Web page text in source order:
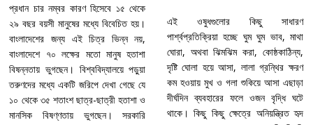
প্রধান চার নম্বর কারণ হিসেবে ১৫ থেকে
২৯ বছর বয়সী মানুষের মধ্যে বিবেচিত হয়।
বাংলাদেশের জন্য এই চিত্র ভিন্ন নয়,
বাংলাদেশে ৭০ লক্ষের মতো মানুষ হতাশা
বিষন্নতায় ভুগছেন। বিশ্ববিদ্যালয়ে পড়ুয়া
তরুণদের মধ্যে একটি জরিপে দেখা গেছে যে
১০ থেকে ৩৫ শতাংশ ছাত্র-ছাত্রী হতাশা ও
মানসিক বিষণ্ণতায় ভুগছেন। সরকারি
এই ওষুধগুলোর কিছু সাধারণ
পার্শ্বপ্রতিক্রিয়া হচ্ছে ঘুম ঘুম ভাব, মাথা
ঘোরা, অথবা ঝিমঝিম করা, কোষ্ঠকাঠিন্য,
দৃষ্টি ঘোলা হয়ে আসা, লালা গ্রন্থির ক্ষরণ
কম হওয়ায় মুখ ও গলা শুকিয়ে আসা এছাড়া
দীর্ঘদিন ব্যবহারের ফলে ওজন বৃদ্ধি ঘটে
থাকে। কিছু কিছু ক্ষেত্রে অনিয়ন্ত্রিত হৃদ